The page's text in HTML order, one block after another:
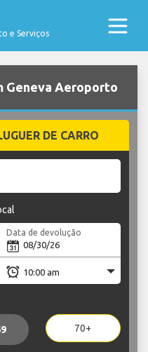
e Serviços
Geneva Aeroporto
DE CARRO
Data de devolução
70+